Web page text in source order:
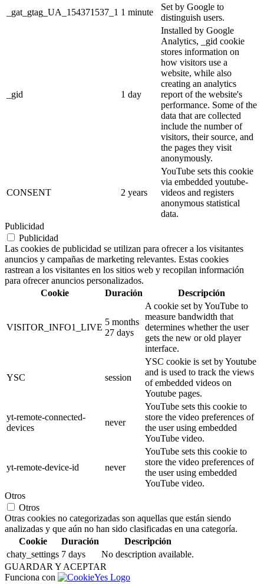
_gat_gtag_UA_154371537_1 1 minute
Set by Google to
distinguish users.
_gid 1 day
Installed by Google
Analytics, _gid cookie
stores information on
how visitors use a
website, while also
creating an analytics
report of the website's
performance. Some of the
data that are collected
include the number of
visitors, their source, and
the pages they visit
anonymously.
CONSENT 2 years
YouTube sets this cookie
via embedded youtube-
videos and registers
anonymous statistical
data.
Publicidad
Publicidad
Las cookies de publicidad se utilizan para ofrecer a los visitantes
anuncios y campañas de marketing relevantes. Estas cookies
rastrean a los visitantes en los sitios web y recopilan información
para ofrecer anuncios personalizados.
Cookie
Duración Descripción
VISITOR_INFO1_LIVE
5 months
27 days
A cookie set by YouTube to
measure bandwidth that
determines whether the user
gets the new or old player
interface.
YSC session
YSC cookie is set by Youtube
and is used to track the views
of embedded videos on
Youtube pages.
yt-remote-connected-
devices
never
YouTube sets this cookie to
store the video preferences of
the user using embedded
YouTube video.
yt-remote-device-id never
YouTube sets this cookie to
store the video preferences of
the user using embedded
YouTube video.
Otros
Otros
Otras cookies no categorizadas son aquellas que están siendo
analizadas y que aún no han sido clasificadas en una categoría.
Cookie
Duración
Descripción
chaty_settings 7 days
No description available.
GUARDAR Y ACEPTAR
Funciona con